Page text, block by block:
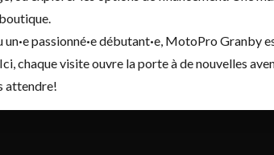
un·e passionné·e débutant·e, MotoPro Granby
chaque visite ouvre la porte à de nouvelles
attendre!